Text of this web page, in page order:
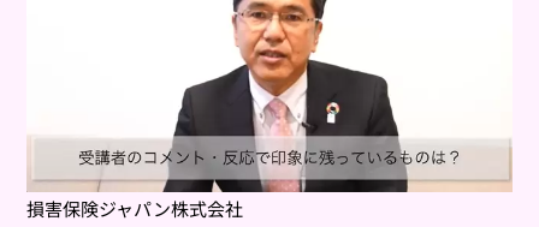
損害保険ジャパン株式会社